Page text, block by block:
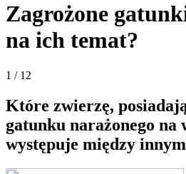
Zagrożone
na ich temat?
1 / 12
Które zwierzę,
gatunku narażonego na
występuje między